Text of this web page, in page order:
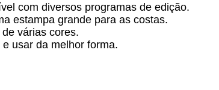
com diversos programas de edição.
estampa grande para as costas.
várias cores.
usar da melhor forma.